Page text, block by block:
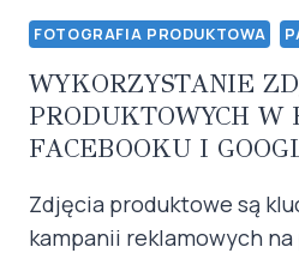
FOTOGRAFIA PRODUKTOWA
WYKORZYSTANIE
PRODUKTOWYCH
FACEBOOKU I
Zdjęcia produktowe są
kampanii reklamowych